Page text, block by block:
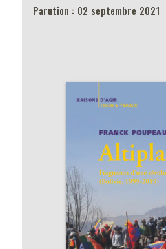
Parution : 02 septembre 2021